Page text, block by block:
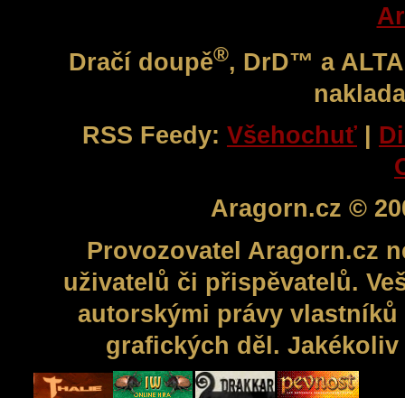
Dračí doupě®, DrD™ a
RSS Feedy: Všehochuť |
Aragorn.cz ©
Provozovatel Aragorn.cz
uživatelů či přispěvatelů.
autorskými právy
grafických děl.